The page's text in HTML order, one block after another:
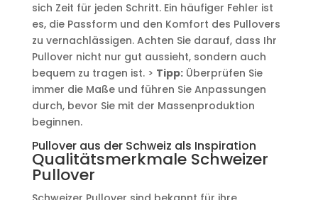
sich Zeit für jeden Schritt. Ein häufiger Fehler ist
es, die Passform und den Komfort des Pullovers
zu vernachlässigen. Achten Sie darauf, dass Ihr
Pullover nicht nur gut aussieht, sondern auch
bequem zu tragen ist. > Tipp:Überprüfen Sie
immer die Maße und führen Sie Anpassungen
durch, bevor Sie mit der Massenproduktion
beginnen.
Pullover aus der Schweiz als Inspiration
Qualitätsmerkmale Schweizer
Pullover